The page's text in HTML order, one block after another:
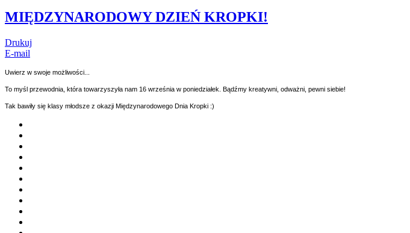
MIĘDZYNARODOWY DZIEŃ KROPKI!
Drukuj
E-mail
Uwierz w swoje możliwości...
To myśl przewodnia, która towarzyszyła nam 16 września w poniedziałek. Bądźmy kreatywni, odważni, pewni siebie!
Tak bawiły się klasy młodsze z okazji Międzynarodowego Dnia Kropki :)